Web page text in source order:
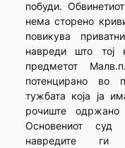
побуди.
нема сторено
повикува
навреди што тој
предметот
потенцирано во
тужбата која ја
рочиште
Основениот суд
навредите ги